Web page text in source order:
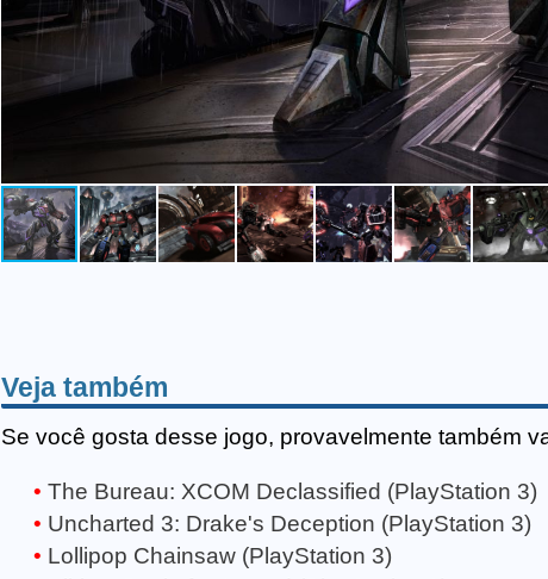
Veja também
Se você gosta desse jogo, provavelmente também
The Bureau: XCOM Declassified (PlayStation 3)
Uncharted 3: Drake's Deception (PlayStation 3)
Lollipop Chainsaw (PlayStation 3)